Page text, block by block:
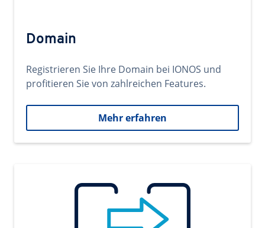
Domain
Registrieren Sie Ihre Domain bei IONOS und
profitieren Sie von zahlreichen Features.
Mehr erfahren